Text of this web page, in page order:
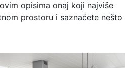
opisima onaj koji najviše
prostoru i saznaćete nešto